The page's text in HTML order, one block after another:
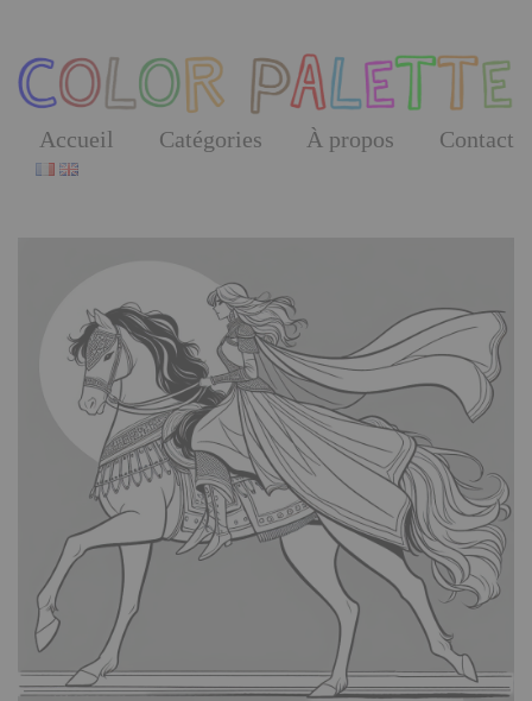
the
content
Accueil Catégories À propos Contact